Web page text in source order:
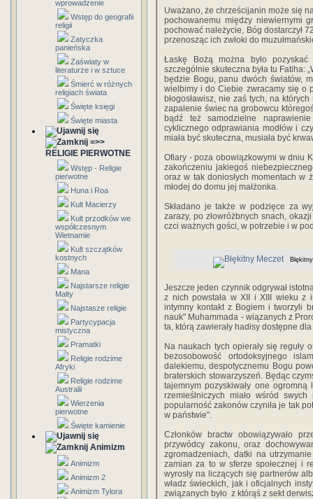
wprowadzenie
Wstęp do geografii
religii
Zatyczka
panieńska
Zaświaty w
literaturze i w sztuce
Śmierć w różnych
religiach świata
Święte księgi
Święte miasta
=>>
RELIGIE PIERWOTNE
Wstęp - Religie
pierwotne
Huna i Roa
Kult Macierzy
Kult przodków we
współczesnym
Wietnamie
Kult szczątków
kostnych
Mana
Najstarsze religie
Malty
Najstasze religie
Partycypacja
mistyczna
Pramatki
Religie rodzime
Afryki
Religie rodzime
Australii
Wierzenia
pierwotne
Święte kamienie
Animizm
Animizm
Animizm 2
Animizm Tylora
Uważano, że chrześcijanin może się
pochowanemu między niewiernymi
pochować należycie, Bóg dostarczył
przenosząc ich zwłoki do
Łaskę Bożą można było
szczególnie skuteczna była tu Fatiha:
będzie Bogu, panu dwóch światów,
wielbimy i do Ciebie zwracamy się o
błogosławisz, nie zaś tych, na
zapalenie świec na grobowcu
bądź też samodzielne
cyklicznego odprawiania modłów i
miała być skuteczna, musiała być
Ofiary - poza obowiązkowymi w dniu
zakończeniu jakiegoś
oraz w tak doniosłych momentach w
młodej do domu jej małżonka.
Składano je także w podzięce za
zarazy, po złowróżbnych snach,
czci ważnych gości, w potrzebie i w
Jeszcze jeden czynnik odgrywał
z nich powstała w XII i XIII wieku z
intymny kontakt z Bogiem i tworzyli
nauk" Muhammada - wiązanych z
ta, którą zawierały hadisy dostępne
Na naukach tych opierały się reguły
bezosobowość ortodoksyjnego
dalekiemu, despotycznemu Bogu
braterskich stowarzyszeń. Będąc
tajemnym pozyskiwały one
rzemieślniczych miało wśród
popularność zakonów czyniła je tak
w państwie".
Członków bractw obowiązywało
przywódcy zakonu, oraz
zgromadzeniach, datki na
zamian za to w sferze społecznej i
wyrosły na liczących się partnerów
władz świeckich, jak i oficjalnych
związanych było z którąś z sekt